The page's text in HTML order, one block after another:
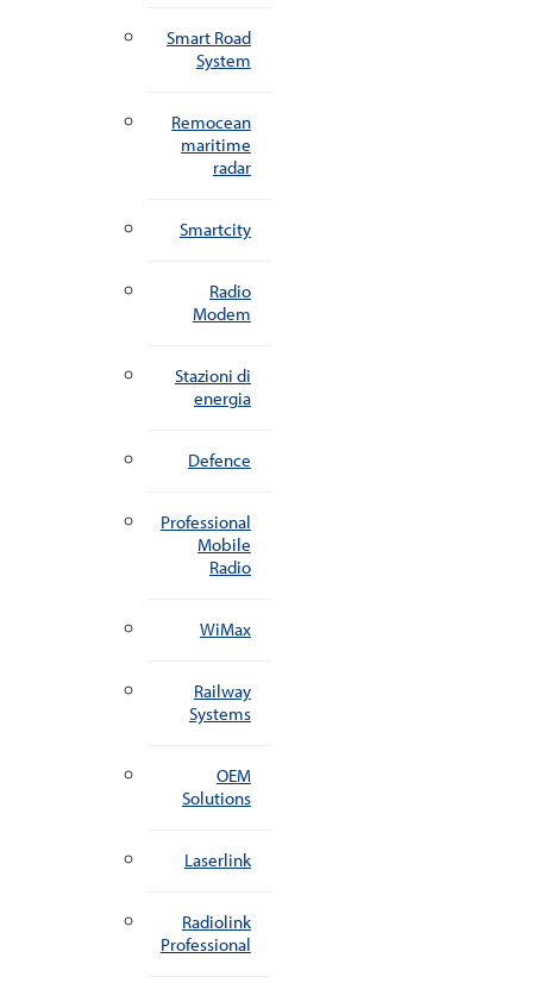
Smart Road
System
Remocean
maritime
radar
Smartcity
Radio
Modem
Stazioni di
energia
Defence
Professional
Mobile
Radio
WiMax
Railway
Systems
OEM
Solutions
Laserlink
Radiolink
Professional